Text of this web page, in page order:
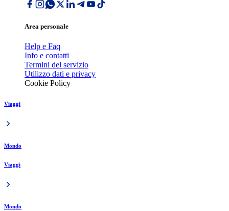
Area personale
Help e Faq
Info e contatti
Termini del servizio
Utilizzo dati e privacy
Cookie Policy
Viaggi
Mondo
Viaggi
Mondo